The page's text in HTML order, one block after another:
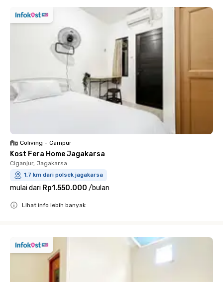
Coliving • Campur
Kost Fera Home Jagakarsa
Ciganjur, Jagakarsa
1.7 km dari polsek jagakarsa
mulai dari Rp1.550.000 /bulan
Lihat info lebih banyak